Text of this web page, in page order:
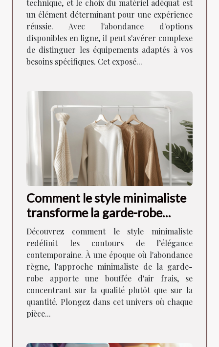
technique, et le choix du matériel adéquat est
un élément déterminant pour une expérience
réussie. Avec l'abondance d'options
disponibles en ligne, il peut s'avérer complexe
de distinguer les équipements adaptés à vos
besoins spécifiques. Cet exposé...
Comment le style minimaliste
transforme la garde-robe
moderne
Découvrez comment le style minimaliste
redéfinit les contours de l’élégance
contemporaine. À une époque où l'abondance
règne, l'approche minimaliste de la garde-
robe apporte une bouffée d'air frais, se
concentrant sur la qualité plutôt que sur la
quantité. Plongez dans cet univers où chaque
pièce...